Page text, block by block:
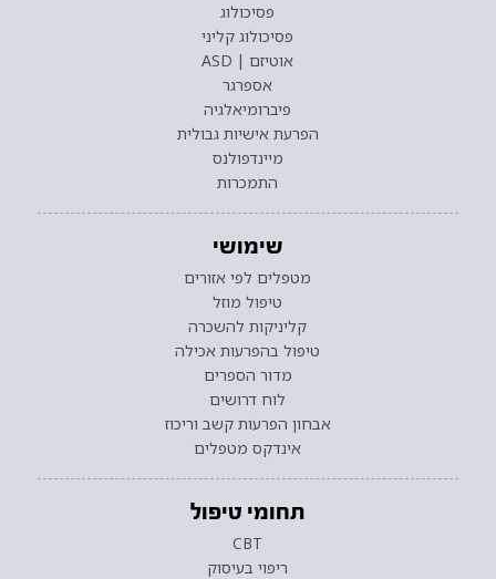
פסיכולוג
פסיכולוג קליני
אוטיזם | ASD
אספרגר
פיברומיאלגיה
הפרעת אישיות גבולית
מיינדפולנס
התמכרות
שימושי
מטפלים לפי אזורים
טיפול מוזל
קליניקות להשכרה
טיפול בהפרעות אכילה
מדור הספרים
לוח דרושים
אבחון הפרעות קשב וריכוז
אינדקס מטפלים
תחומי טיפול
CBT
ריפוי בעיסוק